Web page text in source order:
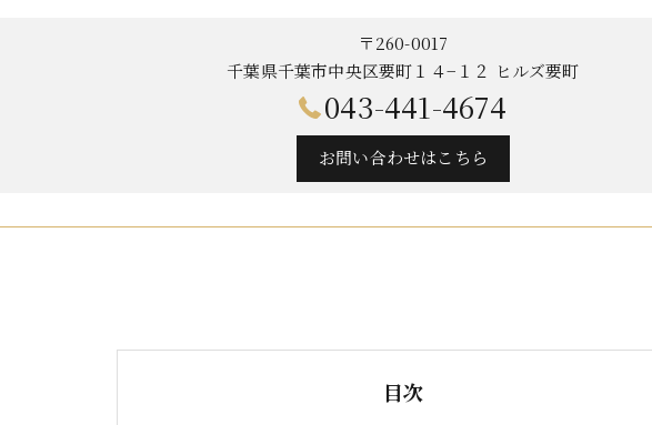
〒260-0017
千葉県千葉市中央区要町１４−１２ ヒルズ要町
043-441-4674
お問い合わせはこちら
目次